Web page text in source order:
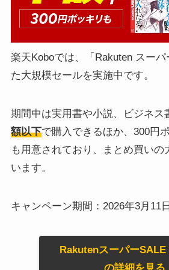
楽天Koboでは、「Rakuten スー
た大規模セールを実施中です。
期間中は実用書や小説、ビジネス
額以下で購入できるほか、300円
も用意されており、まとめ買いの
います。
キャンペーン期間：2026年3月11
RakutenスーパーSALE
の詳細を見る